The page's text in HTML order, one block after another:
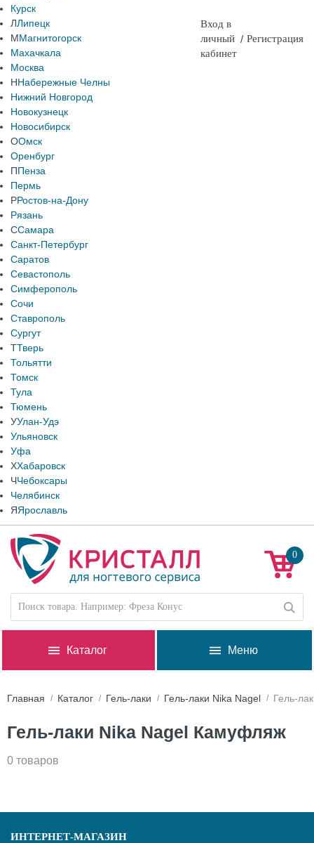
Курск
ЛЛипецк
ММагнитогорск
Махачкала
Москва
ННабережные Челны
Нижний Новгород
Новокузнецк
Новосибирск
ООмск
Оренбург
ППенза
Пермь
РРостов-на-Дону
Рязань
ССамара
Санкт-Петербург
Саратов
Севастополь
Симферополь
Сочи
Ставрополь
Сургут
ТТверь
Тольятти
Томск
Тула
Тюмень
УУлан-Удэ
Ульяновск
Уфа
ХХабаровск
ЧЧебоксары
Челябинск
ЯЯрославль
Вход в
личный
кабинет
/ Регистрация
0
Каталог Меню
Главная Каталог Гель-лаки Гель-лаки Nika Nagel Гель-
Гель-лаки Nika Nagel Камуфляж
0 товаров
ИНТЕРНЕТ-МАГАЗИН